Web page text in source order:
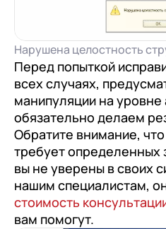
Нарушена целостность
Перед попыткой
всех случаях,
манипуляции на уровне
обязательно делаем
Обратите внимание,
требует определенных
вы не уверены в своих
нашим специалистам,
стоимость
вам помогут.
Переход с Terrasoft
1С-Битрикс 24
документооборот
1С:Кабинет
Внутренний
1С:Документооборот
Управление
1С:Управление
WA:Финансист
Отраслевые
Легкая логистика
Грейды
Истории успеха
Отзывы сотрудников